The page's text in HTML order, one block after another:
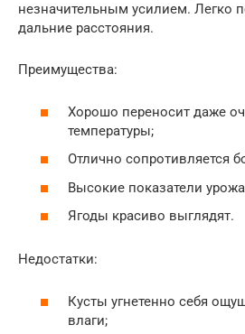
незначительным усилием. Легко
дальние расстояния.
Преимущества:
Хорошо переносит даже
температуры;
Отлично сопротивляется
Высокие показатели
Ягоды красиво выглядят.
Недостатки:
Кусты угнетенно себя
влаги;